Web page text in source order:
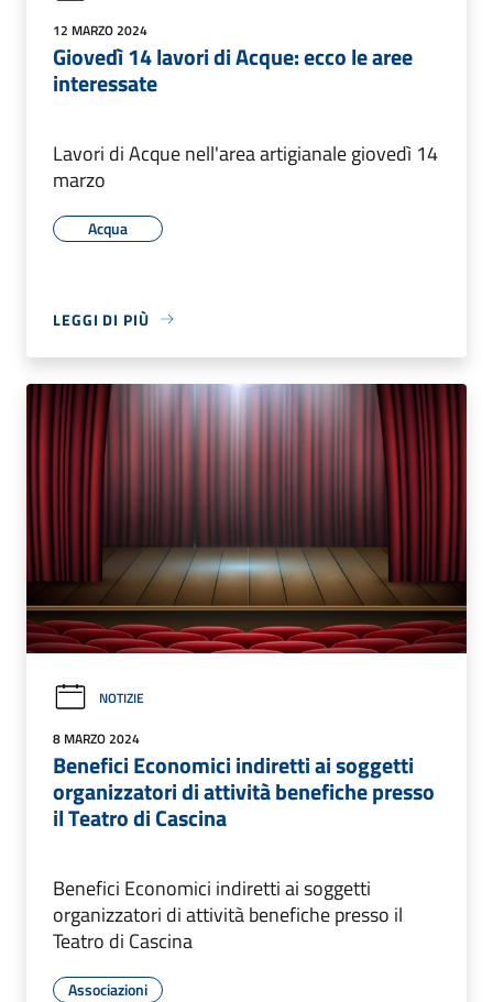
12 MARZO 2024
Giovedì 14 lavori di Acque: ecco le aree
interessate
Lavori di Acque nell'area artigianale giovedì 14
marzo
Acqua
LEGGI DI PIÙ
NOTIZIE
8 MARZO 2024
Benefici Economici indiretti ai soggetti
organizzatori di attività benefiche presso
il Teatro di Cascina
Benefici Economici indiretti ai soggetti
organizzatori di attività benefiche presso il
Teatro di Cascina
Associazioni